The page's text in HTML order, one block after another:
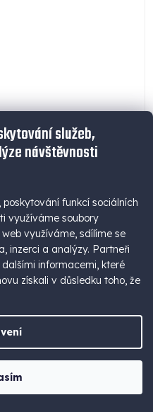
služeb,
návštěvnosti
funkcí sociálních
využíváme soubory
využíváme, sdílíme se
inzerci a analýzy. Partneři
informacemi, které
získali v důsledku toho, že
YC23H
| Světlo
Skladem (>5 ks)
• držák mobilního telefonu • 2